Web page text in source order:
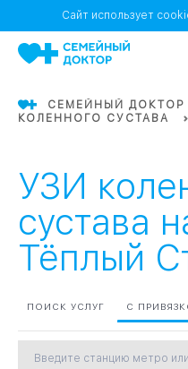
1 0
Сайт использует
СЕМЕЙНЫЙ ДОКТОР
КОЛЕННОГО СУСТАВА
УЗИ
сустава
Тёплый
ПОИСК УСЛУГ С
Введите станцию метро